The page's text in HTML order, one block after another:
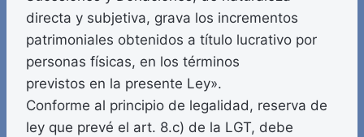
directa y subjetiva, grava los incrementos
patrimoniales obtenidos a título lucrativo por
personas físicas, en los términos
previstos en la presente Ley».
Conforme al principio de legalidad, reserva de
ley que prevé el art. 8.c) de la LGT, debe